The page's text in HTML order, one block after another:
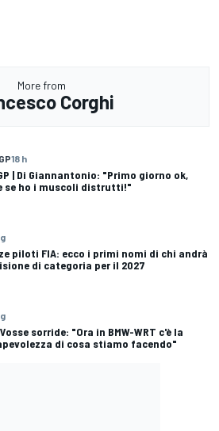
More from
Corghi
18 h
| Di Giannantonio: "Primo giorno ok,
se ho i muscoli distrutti!"
piloti FIA: ecco i primi nomi di chi andrà
di categoria per il 2027
Vosse sorride: "Ora in BMW-WRT c'è la
di cosa stiamo facendo"